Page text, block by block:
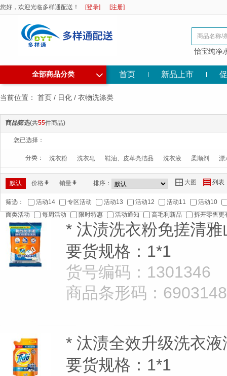
您好，欢迎光临多样通配送！ [登录] [注册]
怡宝纯净
全部商品分类 ◇ 首页 新品上市
当前位置： 首页 / 日化 / 衣物洗涤类
商品筛选(共55件商品)
您已选择：
分类： 洗衣粉 洗衣皂 鞋油、皮革亮洁品 洗衣液 柔顺剂 漂
默认 价格 * 销量* 排序： Y 大图 Z 列表
筛选： 活动14 专区活动 活动13 活动12 活动11
活动10
面类活动
每周活动 限时特惠 活动通知 高毛利新品 拆开零售更
* 汰渍洗衣粉免搓清
要货规格：1*1
货号编码：1301346
商品条形码：
* 汰渍全效升级洗衣
要货规格：1*1